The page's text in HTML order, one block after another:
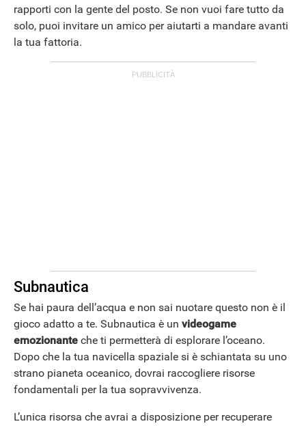
rapporti con la gente del posto. Se non vuoi fare tutto da
solo, puoi invitare un amico per aiutarti a mandare avanti
la tua fattoria.
Subnautica
Se hai paura dell’acqua e non sai nuotare questo non è il
gioco adatto a te. Subnautica è un videogame
emozionante che ti permetterà di esplorare l’oceano.
Dopo che la tua navicella spaziale si è schiantata su uno
strano pianeta oceanico, dovrai raccogliere risorse
fondamentali per la tua sopravvivenza.
L’unica risorsa che avrai a disposizione per recuperare